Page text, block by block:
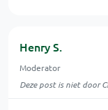
Henry S.
Moderator
Deze post is niet door